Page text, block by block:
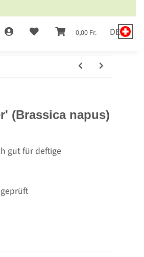
0,00 Fr. DE
(Brassica napus)
gut für deftige